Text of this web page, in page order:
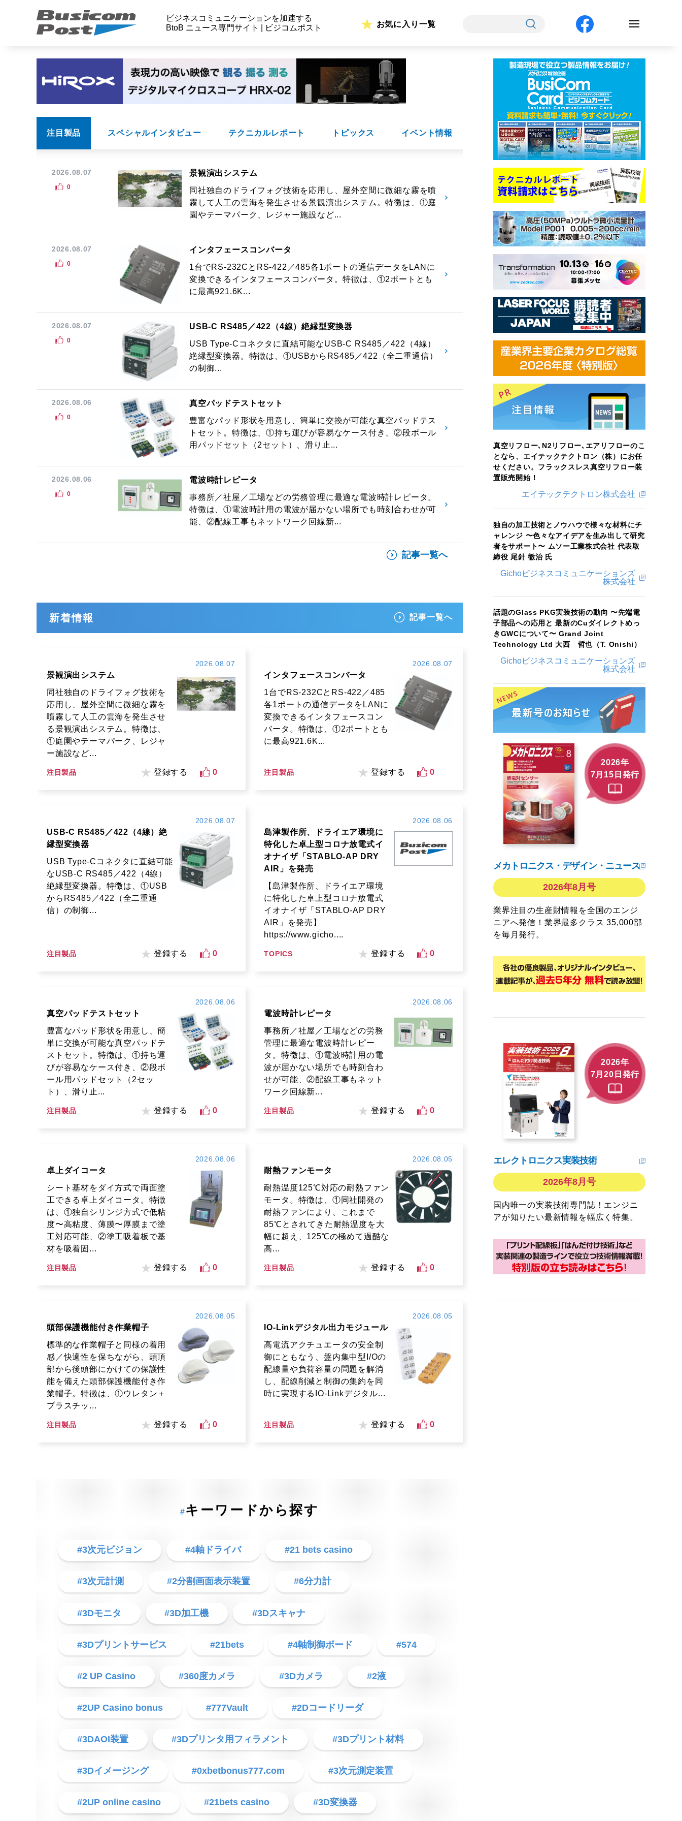
ビジネスコミュニケーションを加速する
BtoB ニュース専門サイト | ビジコムポスト
お気に入り一覧
注目製品 スペシャルインタビュー テクニカルレポート トピックス イベント情報
2026.08.07
景観演出システム
同社独自のドライフォグ技術を応用し、屋外空間に微細な霧を噴
霧して人工の雲海を発生させる景観演出システム。特徴は、①庭
園やテーマパーク、レジャー施設など...
0
2026.08.07
インタフェースコンバータ
1台でRS-232CとRS-422／485各1ポートの通信データをLANに
変換できるインタフェースコンバータ。特徴は、①2ポートとも
に最高921.6K...
0
2026.08.07
USB-C RS485／422（4線）絶縁型変換器
USB Type-Cコネクタに直結可能なUSB-C RS485／422（4線）
絶縁型変換器。特徴は、①USBからRS485／422（全二重通信）
の制御...
0
2026.08.06
真空パッドテストセット
豊富なパッド形状を用意し、簡単に交換が可能な真空パッドテス
トセット。特徴は、①持ち運びが容易なケース付き、②段ボール
用パッドセット（2セット）、滑り止...
0
2026.08.06
電波時計レピータ
事務所／社屋／工場などの労務管理に最適な電波時計レピータ。
特徴は、①電波時計用の電波が届かない場所でも時刻合わせが可
能、②配線工事もネットワーク回線新...
0
記事一覧へ
新着情報 記事一覧へ
2026.08.07
景観演出システム
同社独自のドライフォグ技術を
応用し、屋外空間に微細な霧を
噴霧して人工の雲海を発生させ
る景観演出システム。特徴は、
①庭園やテーマパーク、レジャ
ー施設など...
注目製品 登録する 0
2026.08.07
インタフェースコンバータ
1台でRS-232CとRS-422／485
各1ポートの通信データをLANに
変換できるインタフェースコン
バータ。特徴は、①2ポートとも
に最高921.6K...
注目製品 登録する 0
2026.08.07
USB-C RS485／422（4線）絶
縁型変換器
USB Type-Cコネクタに直結可能
なUSB-C RS485／422（4線）
絶縁型変換器。特徴は、①USB
からRS485／422（全二重通
信）の制御...
注目製品 登録する 0
2026.08.06
島津製作所、ドライエア環境に
特化した卓上型コロナ放電式イ
オナイザ「STABLO-AP DRY
AIR」を発売
【島津製作所、ドライエア環境
に特化した卓上型コロナ放電式
イオナイザ「STABLO-AP DRY
AIR」を発売】
https://www.gicho....
TOPICS 登録する 0
2026.08.06
真空パッドテストセット
豊富なパッド形状を用意し、簡
単に交換が可能な真空パッドテ
ストセット。特徴は、①持ち運
びが容易なケース付き、②段ボ
ール用パッドセット（2セッ
ト）、滑り止...
注目製品 登録する 0
2026.08.06
電波時計レピータ
事務所／社屋／工場などの労務
管理に最適な電波時計レピー
タ。特徴は、①電波時計用の電
波が届かない場所でも時刻合わ
せが可能、②配線工事もネット
ワーク回線新...
注目製品 登録する 0
2026.08.06
卓上ダイコータ
シート基材をダイ方式で両面塗
工できる卓上ダイコータ。特徴
は、①独自シリンジ方式で低粘
度〜高粘度、薄膜〜厚膜まで塗
工対応可能、②塗工吸着板で基
材を吸着固...
注目製品 登録する 0
2026.08.05
耐熱ファンモータ
耐熱温度125℃対応の耐熱ファン
モータ。特徴は、①同社開発の
耐熱ファンにより、これまで
85℃とされてきた耐熱温度を大
幅に超え、125℃の極めて過酷な
高...
注目製品 登録する 0
2026.08.05
頭部保護機能付き作業帽子
標準的な作業帽子と同様の着用
感／快適性を保ちながら、頭頂
部から後頭部にかけての保護性
能を備えた頭部保護機能付き作
業帽子。特徴は、①ウレタン＋
プラスチッ...
注目製品 登録する 0
2026.08.05
IO-Linkデジタル出力モジュール
高電流アクチュエータの安全制
御にともなう、盤内集中型I/Oの
配線量や負荷容量の問題を解消
し、配線削減と制御の集約を同
時に実現するIO-Linkデジタル...
注目製品 登録する 0
#キーワードから探す
#3次元ビジョン #4軸ドライバ #21 bets casino
#3次元計測 #2分割画面表示装置 #6分力計
#3Dモニタ #3D加工機 #3Dスキャナ
#3Dプリントサービス #21bets #4軸制御ボード #574
#2 UP Casino #360度カメラ #3Dカメラ #2液
#2UP Casino bonus #777Vault #2Dコードリーダ
#3DAOI装置 #3Dプリンタ用フィラメント #3Dプリント材料
#3Dイメージング #0xbetbonus777.com #3次元測定装置
#2UP online casino #21bets casino #3D変換器
真空リフロー､N2リフロー､エアリフローのこ
となら、エイテックテクトロン（株）にお任
せください。フラックスレス真空リフロー装
置販売開始！
エイテックテクトロン株式会社
独自の加工技術とノウハウで様々な材料にチ
ャレンジ 〜色々なアイデアを生み出して研究
者をサポート〜 ムソー工業株式会社 代表取
締役 尾針 徹治 氏
Gichoビジネスコミュニケーションズ
株式会社
話題のGlass PKG実装技術の動向 〜先端電
子部品への応用と 最新のCuダイレクトめっ
きGWCについて〜 Grand Joint
Technology Ltd 大西 哲也（T. Onishi）
Gichoビジネスコミュニケーションズ
株式会社
2026年
7月15日発行
メカトロニクス・デザイン・ニュース
2026年8月号
業界注目の生産財情報を全国のエンジ
ニアへ発信！業界最多クラス 35,000部
を毎月発行。
2026年
7月20日発行
エレクトロニクス実装技術
2026年8月号
国内唯一の実装技術専門誌！エンジニ
アが知りたい最新情報を幅広く特集。